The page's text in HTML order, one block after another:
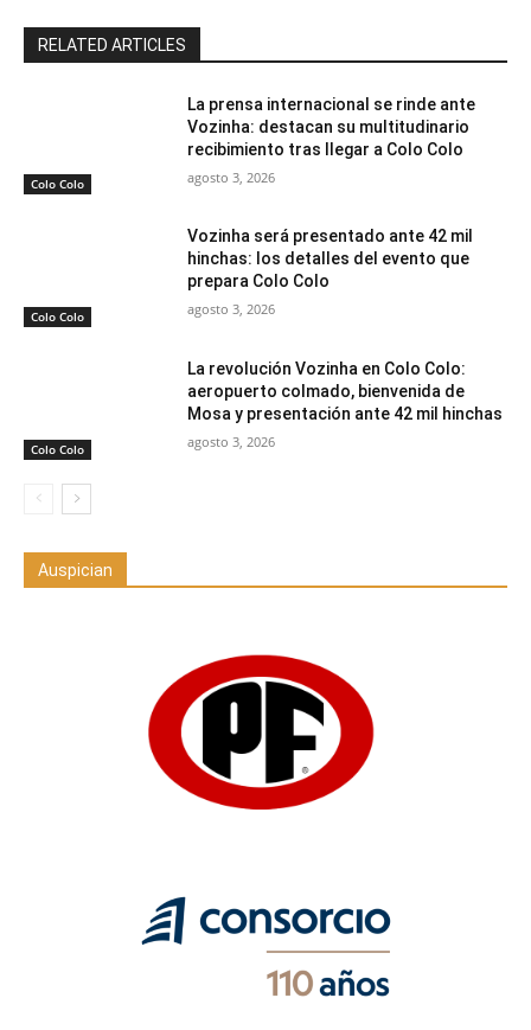
RELATED ARTICLES
Colo Colo
La prensa internacional se rinde ante
Vozinha: destacan su multitudinario
recibimiento tras llegar a Colo Colo
agosto 3, 2026
Colo Colo
Vozinha será presentado ante 42 mil
hinchas: los detalles del evento que
prepara Colo Colo
agosto 3, 2026
Colo Colo
La revolución Vozinha en Colo Colo:
aeropuerto colmado, bienvenida de
Mosa y presentación ante 42 mil hinchas
agosto 3, 2026
Auspician